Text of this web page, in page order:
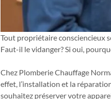
Tout propriétaire consciencieux
Faut-il le vidanger? Si oui,
Chez Plomberie Chauffage
effet, l’installation et la
souhaitez préserver votre